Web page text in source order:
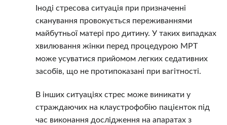
Іноді стресова ситуація при призначенні
сканування провокується переживаннями
майбутньої матері про дитину. У таких випадках
хвилювання жінки перед процедурою МРТ
може усуватися прийомом легких седативних
засобів, що не протипоказані при вагітності.
В інших ситуаціях стрес може виникати у
страждаючих на клаустрофобію пацієнток під
час виконання дослідження на апаратах з